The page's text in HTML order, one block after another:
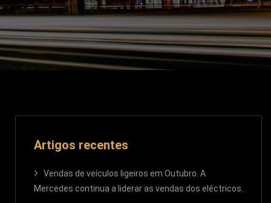
Artigos recentes
Vendas de veículos ligeiros em Outubro. A
Mercedes continua a liderar as vendas dos eléctricos.